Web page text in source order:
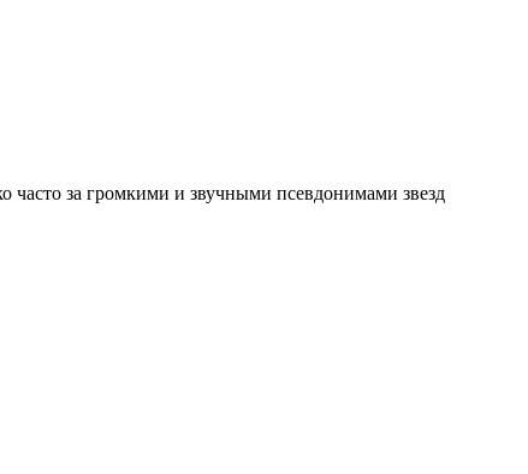
часто за громкими и звучными псевдонимами звезд